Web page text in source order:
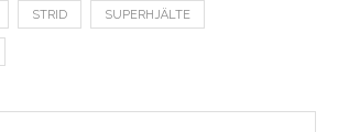
STRID SUPERHJÄLTE